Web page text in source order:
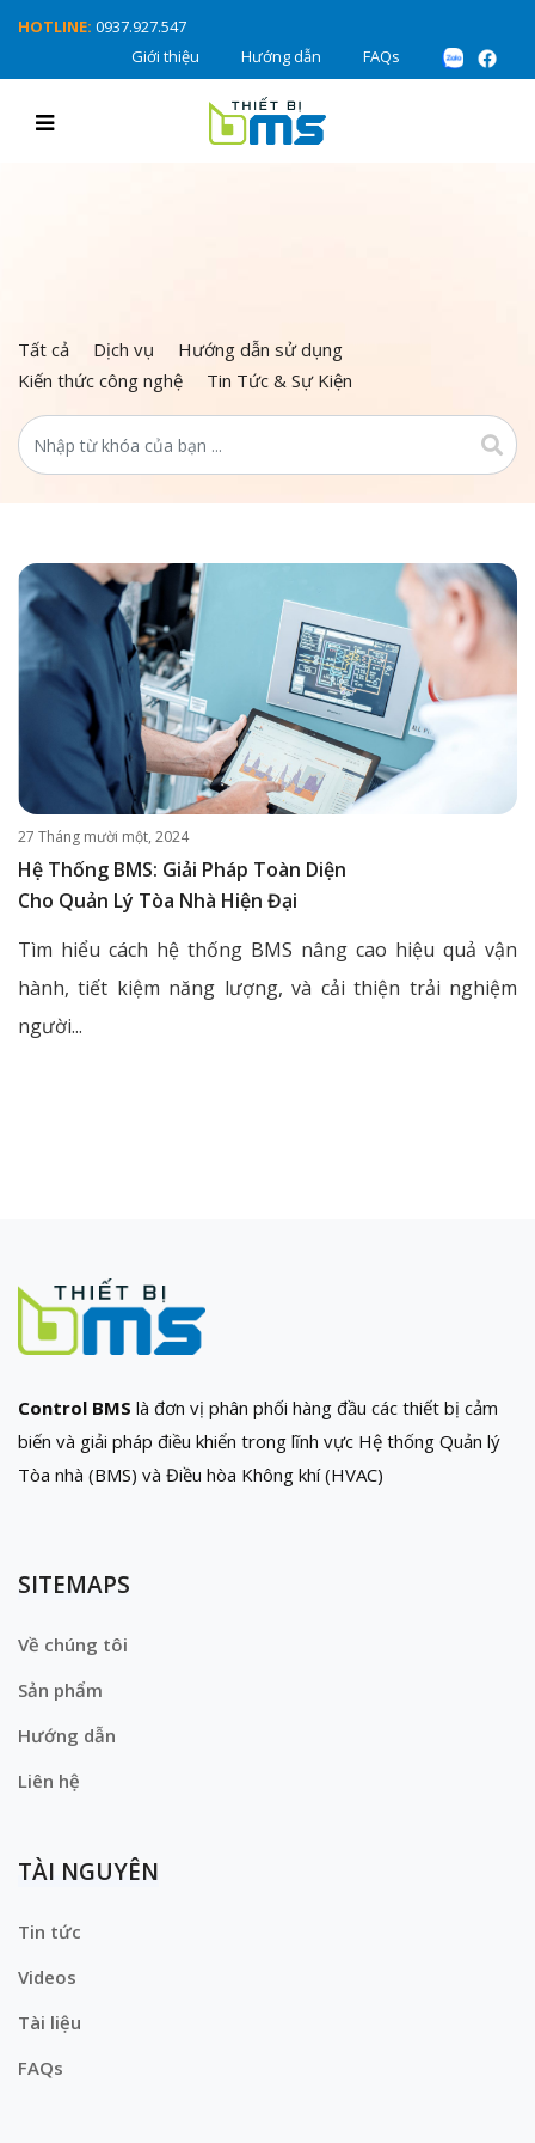
HOTLINE: 0937.927.547
Giới thiệu
Hướng dẫn FAQs
Tất cả Dịch vụ
Hướng dẫn sử dụng
Kiến thức công nghệ
Tin Tức & Sự Kiện
27 Tháng mười một, 2024
Hệ Thống BMS: Giải Pháp Toàn Diện
Cho Quản Lý Tòa Nhà Hiện Đại
Tìm hiểu cách hệ thống BMS nâng cao hiệu quả vận
hành, tiết kiệm năng lượng, và cải thiện trải nghiệm
người...
Control BMS là đơn vị phân phối hàng đầu các thiết bị cảm
biến và giải pháp điều khiển trong lĩnh vực Hệ thống Quản lý
Tòa nhà (BMS) và Điều hòa Không khí (HVAC)
SITEMAPS
Về chúng tôi
Sản phẩm
Hướng dẫn
Liên hệ
TÀI NGUYÊN
Tin tức
Videos
Tài liệu
FAQs